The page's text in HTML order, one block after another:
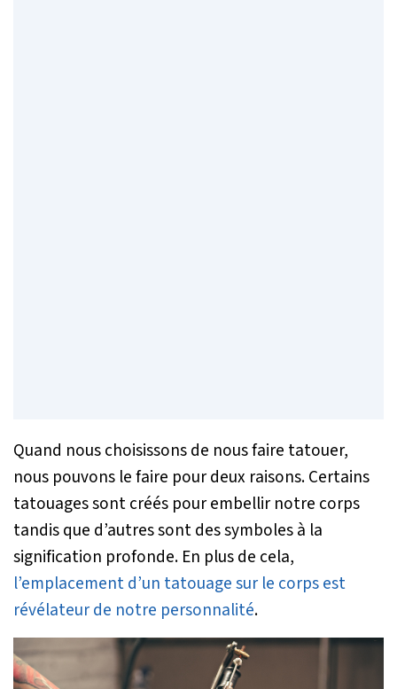
Quand nous choisissons de nous faire tatouer,
nous pouvons le faire pour deux raisons. Certains
tatouages sont créés pour embellir notre corps
tandis que d’autres sont des symboles à la
signification profonde. En plus de cela,
l’emplacement d’un tatouage sur le corps est
révélateur de notre personnalité.